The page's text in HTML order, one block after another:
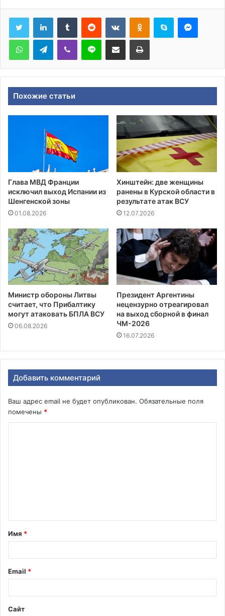
Tumblr Reddit ВконтактеОдноклассники
Skype
WhatsAppTelegramViber Line Поделиться через электронную почту Печатать
Похожие статьи
Глава МВД Франции
исключил выход Испании из
Шенгенской зоны
01.08.2026
Хинштейн: две женщины
ранены в Курской области в
результате атак ВСУ
12.07.2026
Министр обороны Литвы
считает, что Прибалтику
могут атаковать БПЛА ВСУ
06.08.2026
Президент Аргентины
нецензурно отреагировал
на выход сборной в финал
ЧМ-2026
16.07.2026
Добавить комментарий
Ваш адрес email не будет опубликован. Обязательные поля
помечены *
т
а
й
*
Имя *
Email *
Сайт